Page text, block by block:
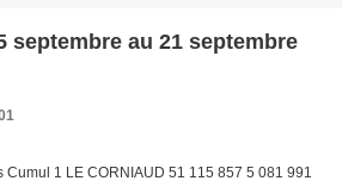
septembre au 21 septembre
Cumul 1 LE CORNIAUD 51 115 857 5 081 991